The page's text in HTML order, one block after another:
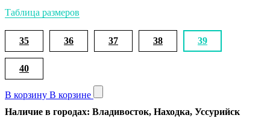
Таблица размеров
35 36 37 38 39
40
В корзину В корзине
Наличие в городах: Владивосток, Находка, Уссурийск